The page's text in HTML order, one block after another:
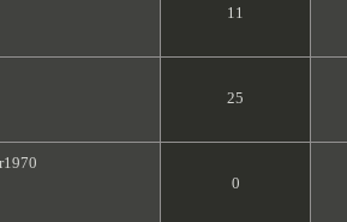
11
25
0